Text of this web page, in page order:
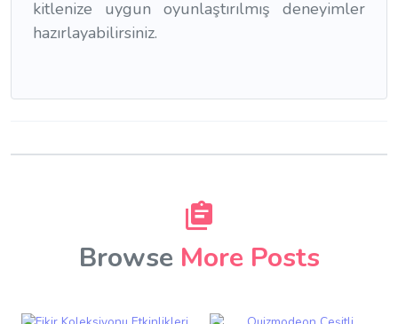
kitlenize uygun oyunlaştırılmış deneyimler
hazırlayabilirsiniz.
Browse More Posts